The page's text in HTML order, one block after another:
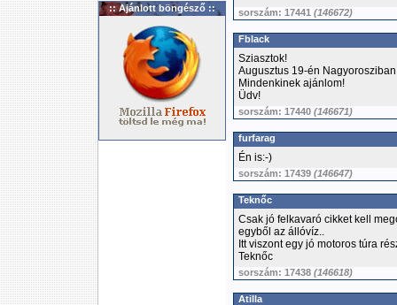
:: Ajánlott böngésző :: sorszám: 17441 (146672)
Fblack
Sziasztok!
Augusztus 19-én
Mindenkinek ajánlom!
Üdv!
sorszám: 17440 (146671)
furfarag
Én is:-)
sorszám: 17439 (146647)
Teknőc
Csak jó felkavaró cikket kell
egyből az állóvíz..
Itt viszont egy jó motoros túra
Teknőc
sorszám: 17438 (146618)
Atilla